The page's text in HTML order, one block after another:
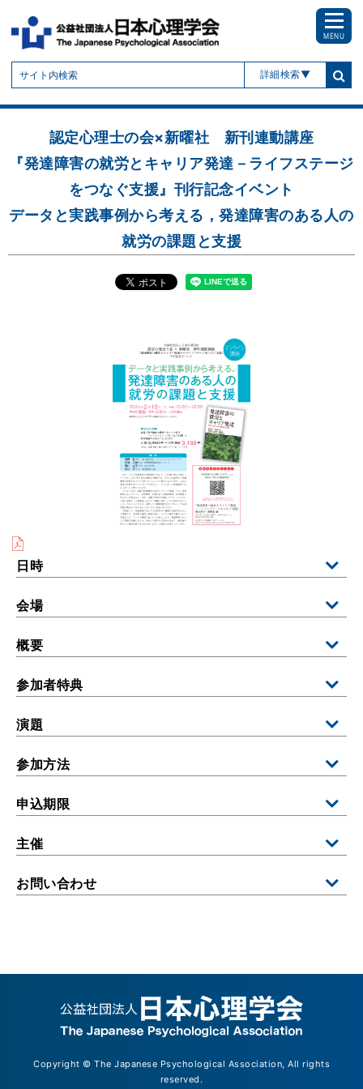
詳細検索
MENU
認定心理士の会×新曜社 新刊連動講座
『発達障害の就労とキャリア発達－ライフステージ
をつなぐ支援』刊行記念イベント
データと実践事例から考える，発達障害のある人の
就労の課題と支援
日時
会場
概要
参加者特典
演題
参加方法
申込期限
主催
お問い合わせ
Copyright © The Japanese Psychological Association, All rights
reserved.